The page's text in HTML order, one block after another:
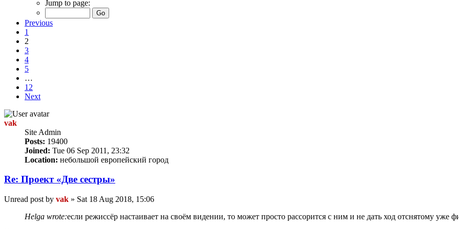
Jump to page:
Previous
1
2
3
4
5
…
12
Next
vak
Site Admin
Posts: 19400
Joined: Tue 06 Sep 2011, 23:32
Location: небольшой европейский город
Re: Проект «Две сестры»
Unread post by vak » Sat 18 Aug 2018, 15:06
Helga wrote:если режиссёр настаивает на своём видении, то может просто рассорится с ним и не дать ход отснятому уже